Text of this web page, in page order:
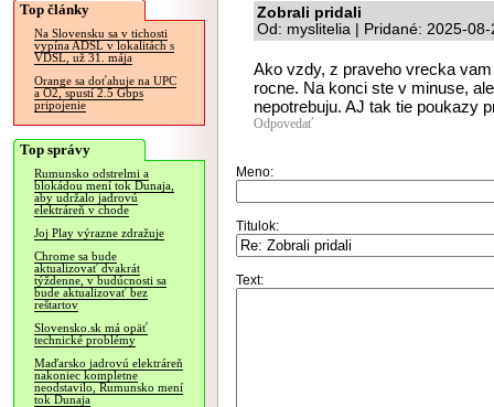
Top články
Na Slovensku sa v tichosti
vypína ADSL v lokalitách s
VDSL, už 31. mája
Orange sa doťahuje na UPC
a O2, spustí 2.5 Gbps
pripojenie
Top správy
Rumunsko odstrelmi a
blokádou mení tok Dunaja,
aby udržalo jadrovú
elektráreň v chode
Joj Play výrazne zdražuje
Chrome sa bude
aktualizovať dvakrát
týždenne, v budúcnosti sa
bude aktualizovať bez
reštartov
Slovensko.sk má opäť
technické problémy
Maďarsko jadrovú elektráreň
nakoniec kompletne
neodstavilo, Rumunsko mení
tok Dunaja
Zobrali pridali
Od: myslitelia | Pridané: 2025-
Ako vzdy, z praveho vrecka
rocne. Na konci ste v minuse,
nepotrebuju. AJ tak tie poukazy
Odpovedať
Meno:
Titulok:
Text: